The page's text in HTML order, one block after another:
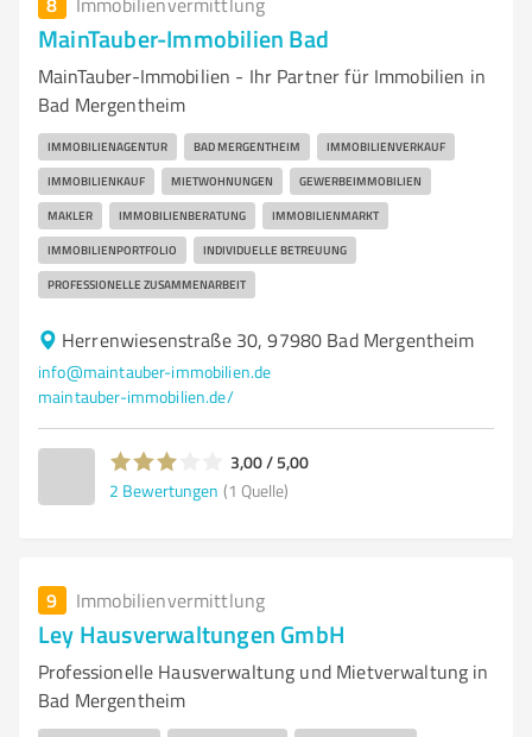
MainTauber-Immobilien Bad
MainTauber-Immobilien - Ihr Partner für Immobilien in
Bad Mergentheim
IMMOBILIENAGENTUR BAD MERGENTHEIM IMMOBILIENVERKAUF
IMMOBILIENKAUF MIETWOHNUNGEN GEWERBEIMMOBILIEN
MAKLER IMMOBILIENBERATUNG IMMOBILIENMARKT
IMMOBILIENPORTFOLIO INDIVIDUELLE BETREUUNG
PROFESSIONELLE ZUSAMMENARBEIT
Herrenwiesenstraße 30, 97980 Bad Mergentheim
info@maintauber-immobilien.de
maintauber-immobilien.de/
3,00 / 5,00
2 Bewertungen (1 Quelle)
9 Immobilienvermittlung
Ley Hausverwaltungen GmbH
Professionelle Hausverwaltung und Mietverwaltung in
Bad Mergentheim